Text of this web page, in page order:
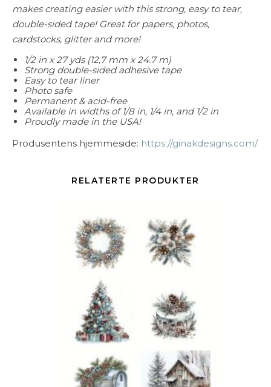
makes creating easier with this strong, easy to tear,
double-sided tape! Great for papers, photos,
cardstocks, glitter and more!
1/2 in x 27 yds (12,7 mm x 24.7 m)
Strong double-sided adhesive tape
Easy to tear liner
Photo safe
Permanent & acid-free
Available in widths of 1/8 in, 1/4 in, and 1/2 in
Proudly made in the USA!
Produsentens hjemmeside: https://ginakdesigns.com/
RELATERTE PRODUKTER